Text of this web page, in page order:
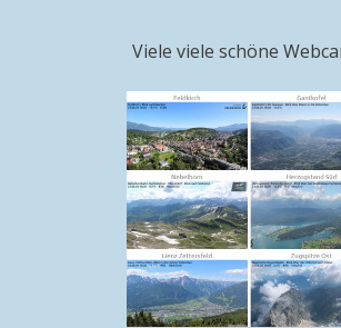
Viele viele schöne